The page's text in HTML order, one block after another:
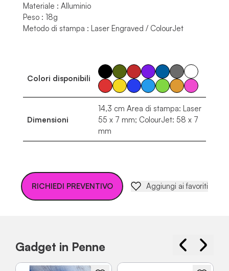
Materiale : Alluminio
Peso : 18g
Metodo di stampa : Laser Engraved / ColourJet
Colori disponibili
Dimensioni
14,3 cm Area di stampa: Laser
55 x 7 mm; ColourJet: 58 x 7
mm
RICHIEDI PREVENTIVO Aggiungi ai favoriti
Gadget in Penne